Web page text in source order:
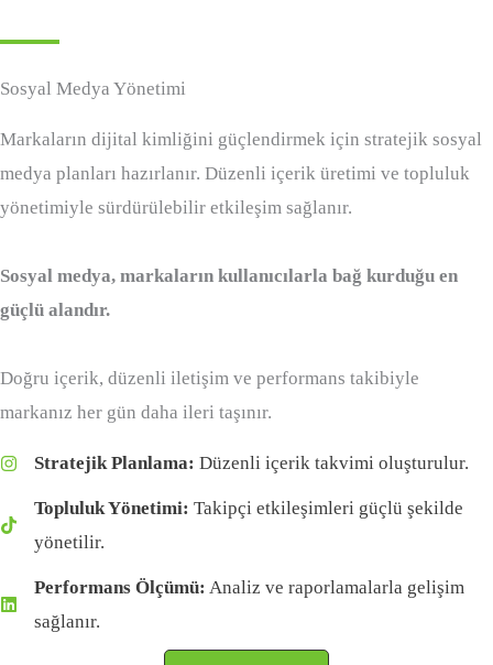
Sosyal Medya Yönetimi
Markaların dijital kimliğini güçlendirmek için stratejik sosyal
medya planları hazırlanır. Düzenli içerik üretimi ve topluluk
yönetimiyle sürdürülebilir etkileşim sağlanır.
Sosyal medya, markaların kullanıcılarla bağ kurduğu en
güçlü alandır.
Doğru içerik, düzenli iletişim ve performans takibiyle
markanız her gün daha ileri taşınır.
Stratejik Planlama: Düzenli içerik takvimi oluşturulur.
Topluluk Yönetimi: Takipçi etkileşimleri güçlü şekilde
yönetilir.
Performans Ölçümü: Analiz ve raporlamalarla gelişim
sağlanır.